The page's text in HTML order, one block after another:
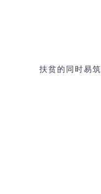
扶贫的同时易